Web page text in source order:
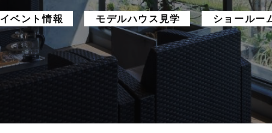
イベント情報 モデルハウス見学 ショールー